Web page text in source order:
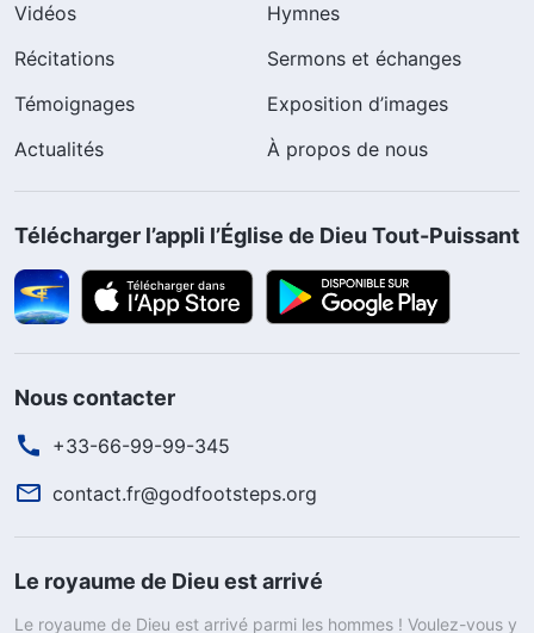
Vidéos
Hymnes
Récitations
Sermons et échanges
Témoignages
Exposition d’images
Actualités
À propos de nous
Télécharger l’appli l’Église de Dieu Tout-Puissant
Nous contacter
+33-66-99-99-345
contact.fr@godfootsteps.org
Le royaume de Dieu est arrivé
Le royaume de Dieu est arrivé parmi les hommes ! Voulez-vous y